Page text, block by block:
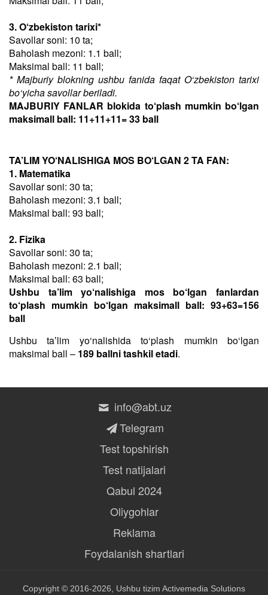
3. O‘zbekiston tarixi*
Savollar soni: 10 ta;
Baholash mezoni: 1.1 ball;
Maksimal ball: 11 ball;
* Majburiy blokning ushbu fanida faqat O‘zbekiston tarixi
bo‘yicha savollar beriladi.
MAJBURIY FANLAR blokida to‘plash mumkin bo‘lgan
maksimall ball: 11+11+11= 33 ball
TA’LIM YO‘NALISHIGA MOS BO‘LGAN 2 TA FAN:
1. Matematika
Savollar soni: 30 ta;
Baholash mezoni: 3.1 ball;
Maksimal ball: 93 ball;
2. Fizika
Savollar soni: 30 ta;
Baholash mezoni: 2.1 ball;
Maksimal ball: 63 ball;
Ushbu ta’lim yo‘nalishiga mos bo‘lgan fanlardan
to‘plash mumkin bo‘lgan maksimall ball: 93+63=156
ball
Ushbu taʼlim yo‘nalishida to‘plash mumkin bo‘lgan
maksimal ball – 189 ballni tashkil etadi.
info@abt.uz
Telegram
Test topshirish
Test natijalari
Qabul 2024
Oliygohlar
Reklama
Foydalanish shartlari
Copyright © 2016-2026, Ushbu tizim Activemedia Solutions